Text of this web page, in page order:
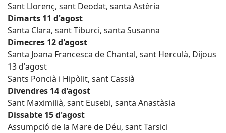
Sant Llorenç, sant Deodat, santa Astèria
Dimarts 11 d'agost
Santa Clara, sant Tiburci, santa Susanna
Dimecres 12 d'agost
Santa Joana Francesca de Chantal, sant Herculà, Dijous
13 d'agost
Sants Poncià i Hipòlit, sant Cassià
Divendres 14 d'agost
Sant Maximilià, sant Eusebi, santa Anastàsia
Dissabte 15 d'agost
Assumpció de la Mare de Déu, sant Tarsici